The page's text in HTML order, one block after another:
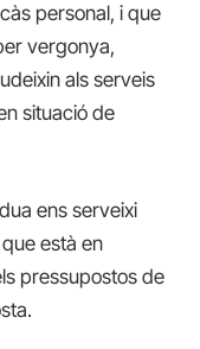
personal, i que
vergonya,
als serveis
situació de
ens serveixi
està en
pressupostos de